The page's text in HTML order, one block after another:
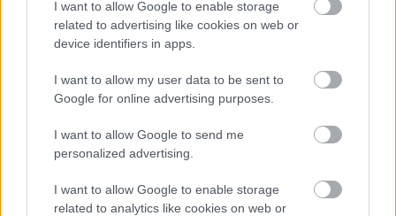
I want to allow Google to enable storage
related to advertising like cookies on web or
device identifiers in apps.
I want to allow my user data to be sent to
Google for online advertising purposes.
I want to allow Google to send me
personalized advertising.
I want to allow Google to enable storage
related to analytics like cookies on web or
Κουίζ: Πόσο καλά γνωρίζετε την
ελληνική μυθολογία; Μπορείτε να
κάνετε το 3 στα 3;